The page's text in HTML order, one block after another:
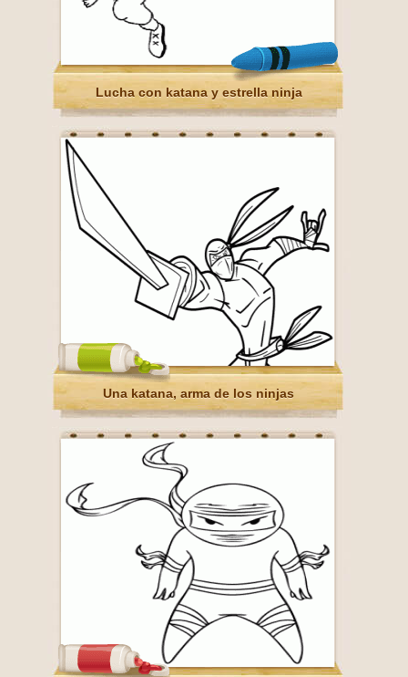
Lucha con katana y estrella ninja
Una katana, arma de los ninjas